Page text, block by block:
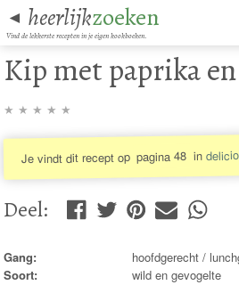
◄ heerlijkzoeken
Vind de lekkerste recepten in je eigen kookboeken.
Kip met paprika
★ ★ ★ ★ ★
Je vindt dit recept op pagina 48 in
Deel:
Gang:
hoofdgerecht /
Soort:
wild en gevogelte